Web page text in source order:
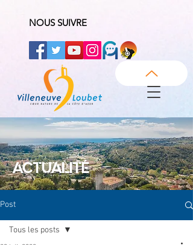
NOUS SUIVRE
ACTUALITÉ
Post
Tous les posts